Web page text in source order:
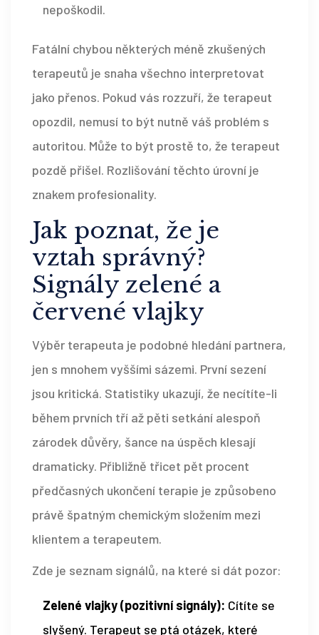
nepoškodil.
Fatální chybou některých méně zkušených
terapeutů je snaha všechno interpretovat
jako přenos. Pokud vás rozzuří, že terapeut
opozdil, nemusí to být nutně váš problém s
autoritou. Může to být prostě to, že terapeut
pozdě přišel. Rozlišování těchto úrovní je
znakem profesionality.
Jak poznat, že je
vztah správný?
Signály zelené a
červené vlajky
Výběr terapeuta je podobné hledání partnera,
jen s mnohem vyššími sázemi. První sezení
jsou kritická. Statistiky ukazují, že necítíte-li
během prvních tří až pěti setkání alespoň
zárodek důvěry, šance na úspěch klesají
dramaticky. Přibližně třicet pět procent
předčasných ukončení terapie je způsobeno
právě špatným chemickým složením mezi
klientem a terapeutem.
Zde je seznam signálů, na které si dát pozor:
Zelené vlajky (pozitivní signály): Cítíte se
slyšený. Terapeut se ptá otázek, které